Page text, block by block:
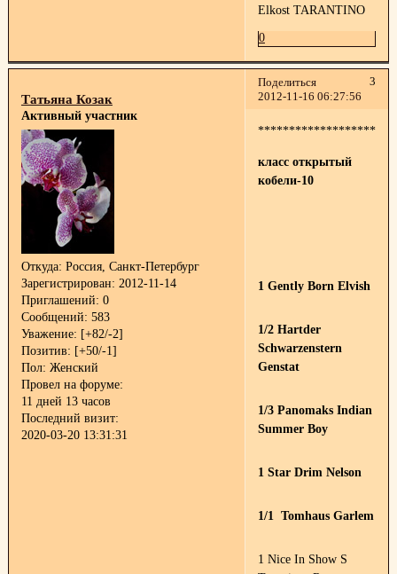
Elkost TARANTINO
0
Поделиться
3
2012-11-16 06:27:56
Татьяна Козак
Активный участник
Откуда: Россия, Санкт-Петербург
Зарегистрирован: 2012-11-14
Приглашений: 0
Сообщений: 583
Уважение: [+82/-2]
Позитив: [+50/-1]
Пол: Женский
Провел на форуме:
11 дней 13 часов
Последний визит:
2020-03-20 13:31:31
класс открытый
кобели-10
1 Gently Born Elvish
1/2 Hartder
Schwarzenstern
Genstat
1/3 Panomaks Indian
Summer Boy
1 Star Drim Nelson
1/1 Tomhaus Garlem
1 Nice In Show S